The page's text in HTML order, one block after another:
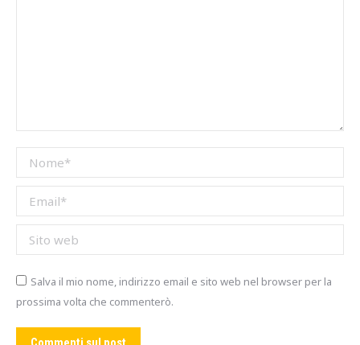
Nome *
Email *
Sito web
Salva il mio nome, indirizzo email e sito web nel browser per la
prossima volta che commenterò.